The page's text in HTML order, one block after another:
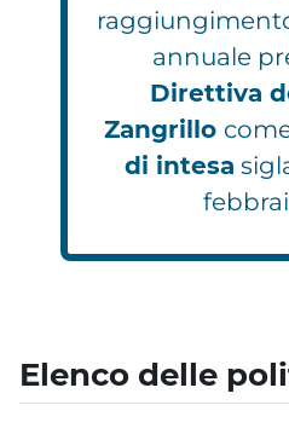
annuale
Direttiva
Zangrillo
di intesa
Elenco delle